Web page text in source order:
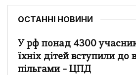
ОСТАННІ НОВИНИ
У рф понад 4300
їхніх дітей вступили до
пільгами – ЦПД